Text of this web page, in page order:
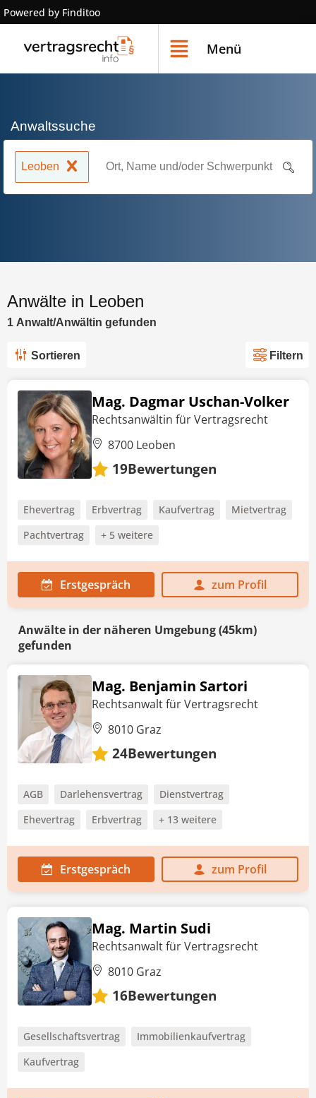
Powered by Finditoo
Menü
Anwaltssuche
Leoben
Anwälte in Leoben
1 Anwalt/Anwältin gefunden
Sortieren Filtern
Mag. Dagmar Uschan-Volker
Rechtsanwältin für Vertragsrecht
8700 Leoben
19Bewertungen
Ehevertrag Erbvertrag Kaufvertrag
Mietvertrag
Pachtvertrag
+ 5 weitere
Erstgespräch zum Profil
Anwälte in der näheren Umgebung (45km)
gefunden
Mag. Benjamin Sartori
Rechtsanwalt für Vertragsrecht
8010 Graz
24Bewertungen
AGB Darlehensvertrag
Dienstvertrag
Ehevertrag
Erbvertrag + 13 weitere
Erstgespräch zum Profil
Mag. Martin Sudi
Rechtsanwalt für Vertragsrecht
8010 Graz
16Bewertungen
Gesellschaftsvertrag
Immobilienkaufvertrag
Kaufvertrag